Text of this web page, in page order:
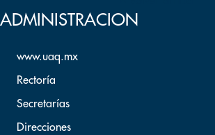
ADMINISTRACION
www.uaq.mx
Rectoría
Secretarías
Direcciones